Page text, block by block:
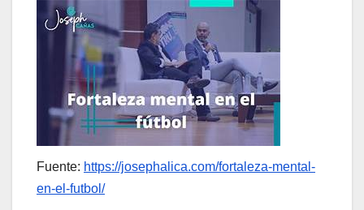
Fuente: https://josephalica.com/fortaleza-mental-
en-el-futbol/